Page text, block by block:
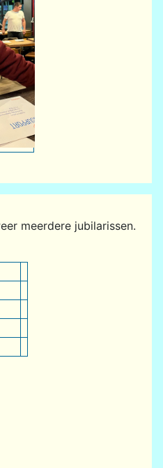
meerdere jubilarissen.